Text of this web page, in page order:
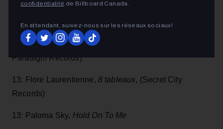
13: Sarah Davachi,The Head As Form’d In The Crier’s
Choir ( Late Music)
13: Michael Sarian,Live At Cliff's Bells (
Paradigm Records)
13: Flore Laurentienne, 8 tableaux, (Secret City
Records)
13: Paloma Sky, Hold On To Me
confidentialité de Billboard Canada.
En attendant, suivez‑nous sur les réseaux sociaux!